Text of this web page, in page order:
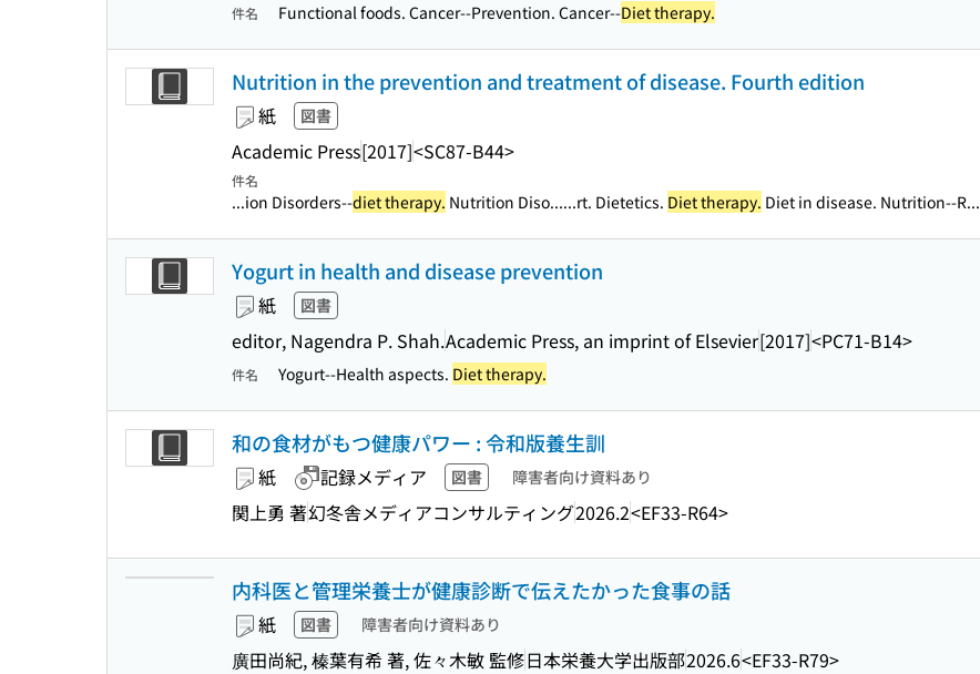
件名 Functional foods. Cancer--Prevention. Cancer--Diet therapy.
Nutrition in the prevention and treatment of disease. Fourth edition
紙 図書
Academic Press[2017]<SC87-B44>
件名
...ion Disorders--diet therapy. Nutrition Diso......rt. Dietetics. Diet therapy. Diet in disease. Nutrition--R...
Yogurt in health and disease prevention
紙 図書
editor, Nagendra P. Shah.Academic Press, an imprint of Elsevier[2017]<PC71-B14>
件名 Yogurt--Health aspects. Diet therapy.
和の食材がもつ健康パワー : 令和版養生訓
紙 記録メディア 図書 障害者向け資料あり
関上勇 著幻冬舎メディアコンサルティング2026.2<EF33-R64>
内科医と管理栄養士が健康診断で伝えたかった食事の話
紙 図書 障害者向け資料あり
廣田尚紀, 榛葉有希 著, 佐々木敏 監修日本栄養大学出版部2026.6<EF33-R79>